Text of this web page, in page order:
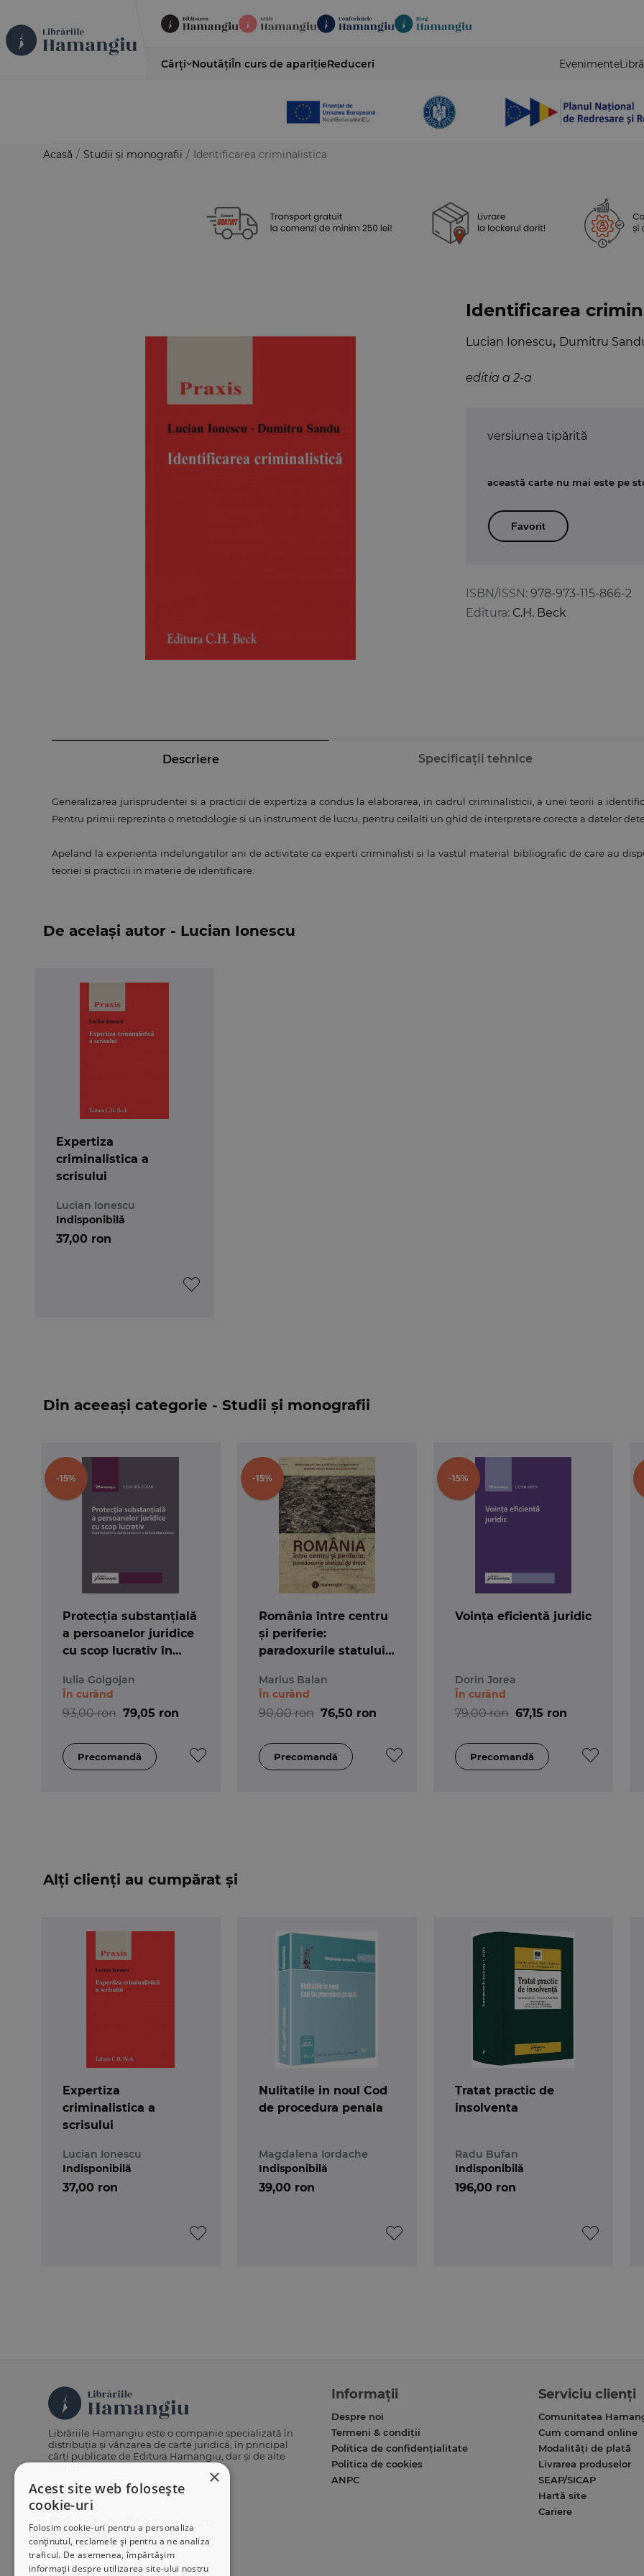
Cărți NoutățiÎn curs de aparițieReduceri Evenimente
Acasă / Studii și monografii / Identificarea criminalistica
Identificarea
editia a 2-a
Lucian Ionescu, Dumitru
ISBN/ISSN: 978-973-115-866-2
Editura: C.H. Beck
versiunea tipărită
această carte nu mai este pe
Favorit
Descriere Specificații tehnice
Generalizarea jurisprudentei si a practicii de expertiza a condus la elaborarea, in cadrul criminalisticii, a unei teorii a
Pentru primii reprezinta o metodologie si un instrument de lucru, pentru ceilalti un ghid de interpretare corecta a datelor
Apeland la experienta indelungatilor ani de activitate ca experti criminalisti si la vastul material bibliografic de care au
teoriei si practicii in materie de identificare.
De același autor - Lucian Ionescu
Expertiza
criminalistica a
scrisului
Lucian Ionescu
37,00 ron
Indisponibilă
Din aceeași categorie - Studii și monografii
-15%
Protecția substanțială
a persoanelor juridice
cu scop lucrativ în
europene a
Drepturilor Omului
Iulia Golgojan
93,00 ron 79,05 ron
În curând
-15%
România între centru
și periferie:
paradoxurile statului
Marius Balan
90,00 ron 76,50 ron
În curând
-15%
Voința eficientă juridic
Dorin Jorea
79,00 ron 67,15 ron
În curând
Alți clienți au cumpărat și
Expertiza
criminalistica a
scrisului
Lucian Ionescu
37,00 ron
Indisponibilă
Nulitatile in noul Cod
de procedura penala
Magdalena Iordache
39,00 ron
Indisponibilă
Tratat practic de
insolventa
Radu Bufan
196,00 ron
Indisponibilă
×
Acest site web folosește
cookie-uri
Folosim cookie-uri pentru a personaliza
conținutul, reclamele și pentru a ne analiza
traficul. De asemenea, împărtășim
informații despre utilizarea site-ului nostru
Librăriile Hamangiu este o companie specializată în
distribuția și vânzarea de carte juridică, în principal
cărți publicate de Editura Hamangiu, dar și de alte
distributie@hamangiu.ro
031 425 42 24
0741 244 032
Informații
Despre noi
Termeni & condiții
Politica de confidențialitate
Politica de cookies
ANPC
Serviciu clienți
Comunitatea
Cum comand online
Modalități de plată
Livrarea produselor
SEAP/SICAP
Hartă site
Cariere